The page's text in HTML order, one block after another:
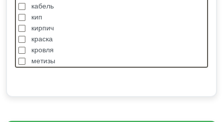
кабель
кип
кирпич
краска
кровля
метизы